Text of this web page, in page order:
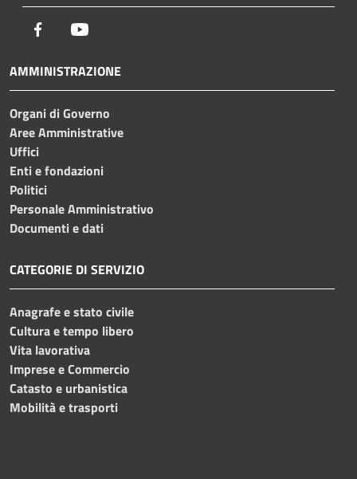
Facebook
AMMINISTRAZIONE
Organi di Governo
Aree Amministrative
Uffici
Enti e fondazioni
Politici
Personale Amministrativo
Documenti e dati
CATEGORIE DI SERVIZIO
Anagrafe e stato civile
Cultura e tempo libero
Vita lavorativa
Imprese e Commercio
Catasto e urbanistica
Mobilità e trasporti